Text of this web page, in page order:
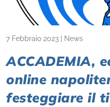
7 Febbraio 2023 News
ACCADEMIA,
online
festeggiare il